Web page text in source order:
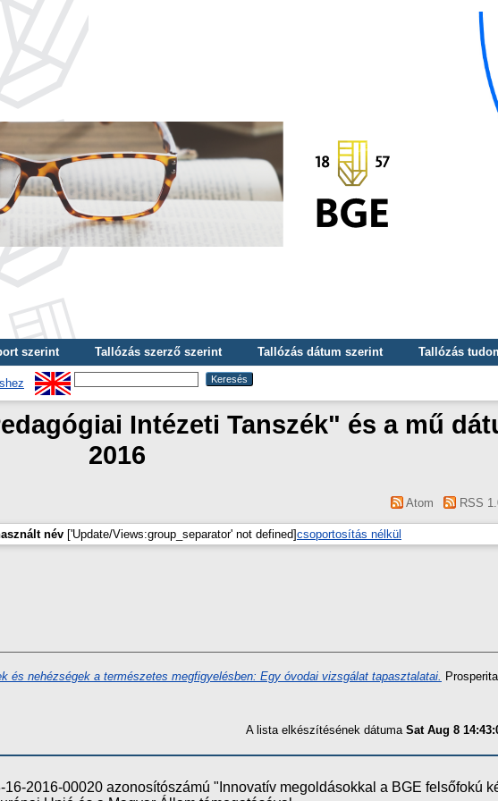
szerint Tallózás szerző szerint Tallózás dátum szerint
Tallózás
Intézeti Tanszék" és a mű
2016
Atom RSS
név ['Update/Views:group_separator' not defined]csoportosítás nélkül
és nehézségek a természetes megfigyelésben: Egy óvodai vizsgálat tapasztalatai.
A lista elkészítésének dátuma Sat Aug 8
2016-00020 azonosítószámú "Innovatív megoldásokkal a BGE felsőfokú